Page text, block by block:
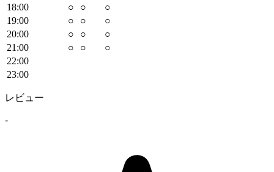
18:00 ○ ○
○
19:00 ○ ○
○
20:00 ○ ○
○
21 :00 ○ ○
○
22:00
23:00
レビュー
-